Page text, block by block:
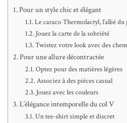
Pour un style chic et élégant
Le caraco Thermolactyl, l’allié
Jouez la carte de la sobriété
Twistez votre look avec des
Pour une allure décontractée
Optez pour des matières légères
Associez à des pièces casual
Jouez avec les couleurs
L’élégance intemporelle du col V
Un tee-shirt simple et discret